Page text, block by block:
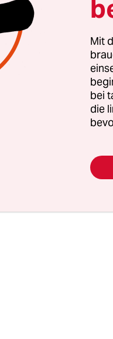
sie mit
feiern sie auch
und fahren
brennendem
Eintausend
davon schwer.
Mit
bei
die